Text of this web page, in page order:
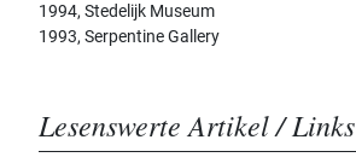
1994, Stedelijk Museum
1993, Serpentine Gallery
Lesenswerte Artikel / Links